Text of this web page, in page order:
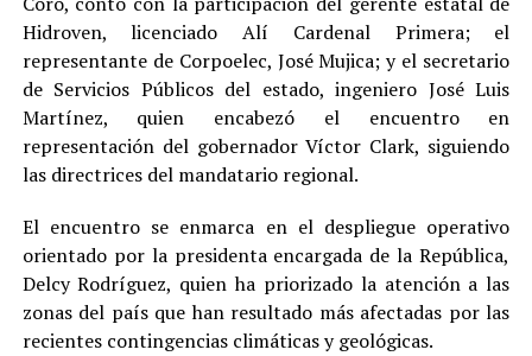
Hidroven, licenciado Alí Cardenal Primera; el
representante de Corpoelec, José Mujica; y el secretario
de Servicios Públicos del estado, ingeniero José Luis
Martínez, quien encabezó el encuentro en
representación del gobernador Víctor Clark, siguiendo
las directrices del mandatario regional.
El encuentro se enmarca en el despliegue operativo
orientado por la presidenta encargada de la República,
Delcy Rodríguez, quien ha priorizado la atención a las
zonas del país que han resultado más afectadas por las
recientes contingencias climáticas y geológicas.